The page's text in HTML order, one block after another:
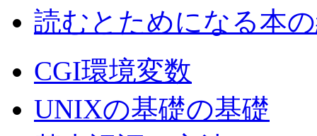
読むとためになる本
CGI環境変数
UNIXの基礎の基礎